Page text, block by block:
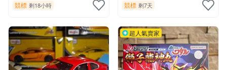
競標 剩18小時 競標 剩7天
超人氣賣家